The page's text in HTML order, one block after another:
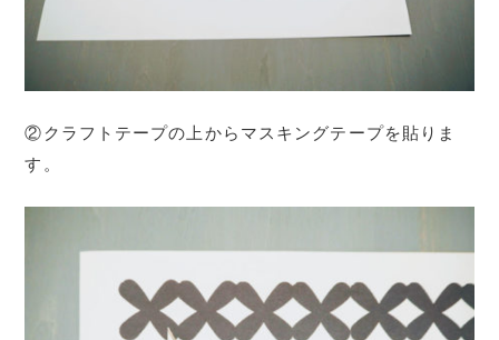
②クラフトテープの上からマスキングテープを貼りま
す。